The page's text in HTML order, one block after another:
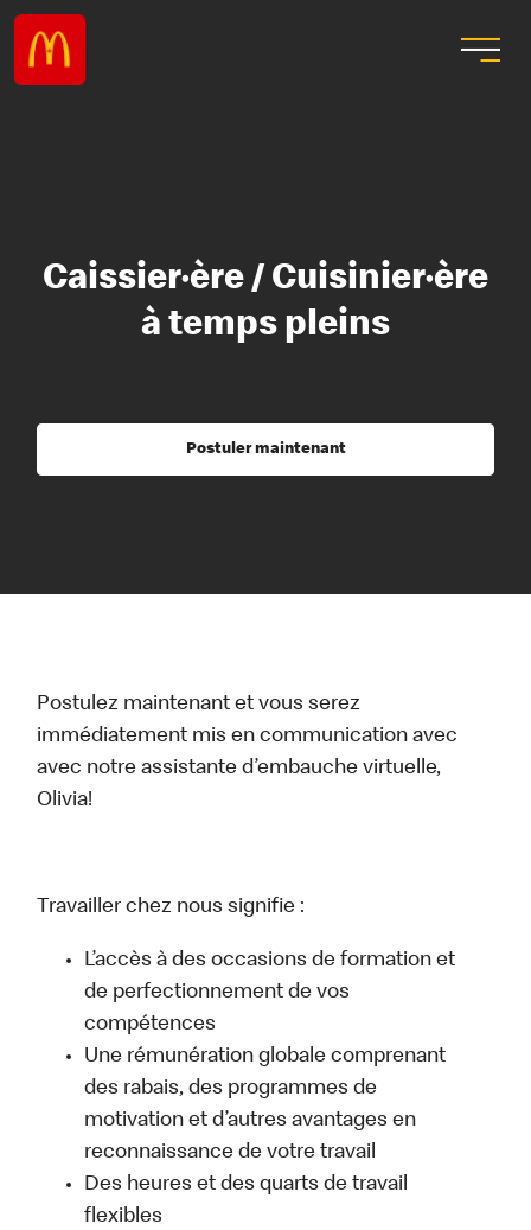
Caissier·ère / Cuisinier·ère
à temps pleins
Postuler maintenant
Postulez maintenant et vous serez
immédiatement mis en communication avec
avec notre assistante d’embauche virtuelle,
Olivia!
Travailler chez nous signifie :
L’accès à des occasions de formation et
de perfectionnement de vos
compétences
Une rémunération globale comprenant
des rabais, des programmes de
motivation et d’autres avantages en
reconnaissance de votre travail
Des heures et des quarts de travail
flexibles